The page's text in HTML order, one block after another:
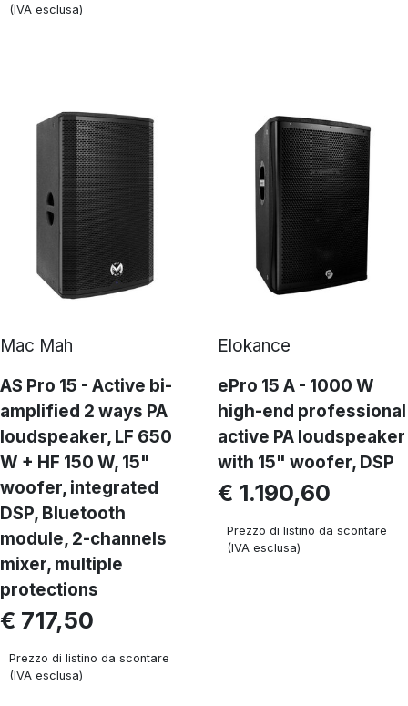
(IVA esclusa)
Mac Mah
AS Pro 15 - Active bi-
amplified 2 ways PA
loudspeaker, LF 650
W + HF 150 W, 15"
woofer, integrated
DSP, Bluetooth
module, 2-channels
mixer, multiple
protections
€ 717,50
Prezzo di listino da scontare
(IVA esclusa)
Elokance
ePro 15 A - 1000 W
high-end professional
active PA loudspeaker
with 15" woofer, DSP
€ 1.190,60
Prezzo di listino da scontare
(IVA esclusa)